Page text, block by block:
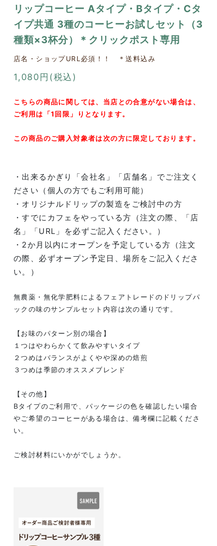
リップコーヒー Aタイプ・Bタイプ・Cタ
イプ共通 3種のコーヒーお試しセット（3
種類×3杯分）＊クリックポスト専用
店名・ショップURL必須！！ ＊送料込み
1,080円(税込)
こちらの商品に関しては、当店との合意がない場合は、
ご利用は「1回限」りとなります。
この商品のご購入対象者は次の方に限定しております。
・出来るかぎり「会社名」「店舗名」でご注文く
ださい（個人の方でもご利用可能）
・オリジナルドリップの製造をご検討中の方
・すでにカフェをやっている方（注文の際、「店
名」「URL」を必ずご記入ください。）
・2か月以内にオープンを予定している方（注文
の際、必ずオープン予定日、場所をご記入くださ
い。）
無農薬・無化学肥料によるフェアトレードのドリップパ
ックの味のサンプルセット内容は次の通りです。
【お味のパターン別の場合】
１つはやわらかくて飲みやすいタイプ
２つめはバランスがよくやや深めの焙煎
３つめは季節のオススメブレンド
【その他】
Bタイプのご利用で、パッケージの色を確認したい場合
やご希望のコーヒーがある場合は、備考欄に記載くださ
い。
ご検討材料にいかがでしょうか。